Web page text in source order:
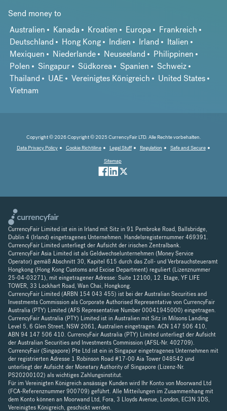
Send money to
Australien
Kanada Kroatien Europa
Frankreich
Deutschland
Hong Kong Indien Irland
Italien
Mexiquen
Niederlande Neuseeland
Philippinen
Polen
Singapur Südkorea Spanien
Schweiz
Thailand
UAE Vereinigtes Königreich
United States
Vietnam
Copyright © 2026 Copyright © 2025 CurrencyFair LTD. Alle Rechte vorbehalten.
Data Privacy Policy
Cookie Richtiline Legal Stuff Regulation
Safe and Secure
Sitemap
CurrencyFair Limited ist ein in Irland mit Sitz in 91 Pembroke Road, Ballsbridge,
Dublin 4 (Irland) eingetragenes Unternehmen. Handelsregisternummer 469391.
CurrencyFair Limited unterliegt der Aufsicht der irischen Zentralbank.
CurrencyFair Asia Limited ist als Geldwechselunternehmen (Money Service
Operator) gemäß Abschnitt 30, Kapitel 615 durch das Zoll- und Verbrauchsteueramt
Hongkong (Hong Kong Customs and Excise Department) reguliert (Lizenznummer
25-04-03271), mit eingetragener Adresse: Suite 12100, 12. Etage, YF LIFE
TOWER, 33 Lockhart Road, Wan Chai, Hongkong.
CurrencyFair Limited (ARBN 154 043 455) ist bei der Australian Securities and
Investments Commission als Corporate Authorised Representative von CurrencyFair
Australia (PTY) Limited (AFS Representative Number 00041945000) eingetragen.
CurrencyFair Australia (PTY) Limited ist in Australien mit Sitz in Milsons Landing
Level 5, 6 Glen Street, NSW 2061, Australien eingetragen. ACN 147 506 410,
ABN 94 147 506 410. CurrencyFair Australia (PTY) Limited unterliegt der Aufsicht
der Australian Securities and Investments Commission (AFSL-Nr. 402709).
CurrencyFair (Singapore) Pte Ltd ist ein in Singapur eingetragenes Unternehmen mit
der registrierten Adresse 1 Robinson Road #17-00 Aia Tower 048542 und
unterliegt der Aufsicht der Monetary Authority of Singapore (Lizenz-Nr.
PS20200102) als wichtiges Zahlungsinstitut.
Für im Vereinigten Königreich ansässige Kunden wird Ihr Konto von Moorwand Ltd
(FCA-Referenznummer 900709) geführt. Alle Mitteilungen im Zusammenhang mit
dem Konto können an Moorwand Ltd, Fora, 3 Lloyds Avenue, London, EC3N 3DS,
Vereinigtes Königreich, geschickt werden.